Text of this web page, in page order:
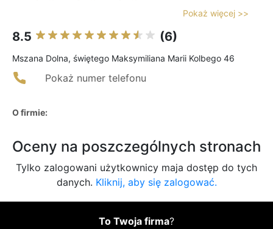
Pokaż więcej >>
8.5 (6)
Mszana Dolna, świętego Maksymiliana Marii Kolbego 46
Pokaż numer telefonu
O firmie:
Oceny na poszczególnych stronach
Tylko zalogowani użytkownicy maja dostęp do tych
danych. Kliknij, aby się zalogować.
To Twoja firma?